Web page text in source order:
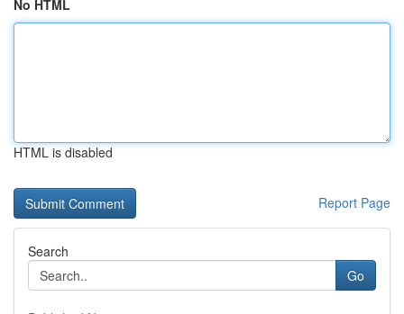
No HTML
HTML is disabled
Report Page
Search
Go